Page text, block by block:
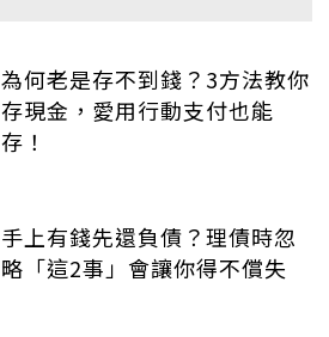
為何老是存不到錢？3方法教你
存現金，愛用行動支付也能
存！
手上有錢先還負債？理債時忽
略「這2事」會讓你得不償失